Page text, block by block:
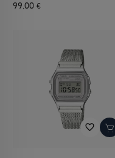
99,00 €
favorite_border